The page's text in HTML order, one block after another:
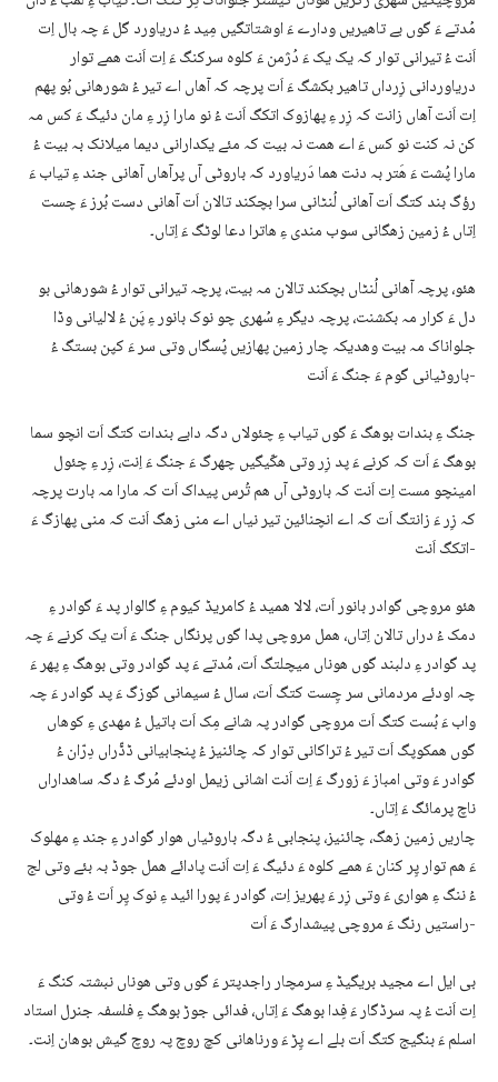
مُدتے ءَ گوں بے تاھیریں ودارے ءَ اوشتاتگیں مِید ءُ دریاورد گل ءَ چہ بال اِت
اَنت ءُ تیرانی توار کہ یک یک ءَ دُژمن ءَ کلوہ سرکنگ ءَ اِت اَنت ھمے توار
دریاوردانی زِرداں تاھیر بکشگ ءَ اَت پرچہ کہ آھاں اے تیر ءُ شورھانی بُو پھم
اِت اَنت آھاں زانت کہ زِر ءِ پھازوک اتکگ اَنت ءُ نو مارا زِر ءِ مان دئیگ ءَ کس مہ
کن نہ کنت نو کس ءَ اے ھمت نہ بیت کہ مئے یکدارانی دیما میلانک بہ بیت ءُ
مارا پُشت ءَ ھَتر بہ دنت ھما دَریاورد کہ باروٹی آں پرآھاں آھانی جند ءِ تیاب ءَ
رؤگ بند کتگ اَت آھانی لُنٹانی سرا بچکند تالان اَت آھانی دست بُرز ءَ چست
اِتاں ءُ زمین زھگانی سوب مندی ءِ ھاترا دعا لوٹگ ءَ اِتاں۔
ھئو، پرچہ آھانی لُنٹاں بچکند تالان مہ بیت، پرچہ تیرانی توار ءُ شورھانی بو
دل ءَ کرار مہ بکشنت، پرچہ دیگر ءِ سُھری چو نوک بانور ءِ پَن ءُ لالیانی وڈا
جلواناک مہ بیت وھدیکہ چار زمین پھازیں پُسگاں وتی سر ءَ کپن بستگ ءُ
باروٹیانی گوم ءَ جنگ ءَ اَنت-
جنگ ءِ بندات بوھگ ءَ گوں تیاب ءِ چئولاں دگہ دابے بندات کتگ اَت انچو سما
بوھگ ءَ اَت کہ کرنے ءَ پد زِر وتی ھکّیگیں چھرگ ءَ جنگ ءَ اِنت، زِر ءِ چئول
امینچو مست اِت اَنت کہ باروٹی آں ھم تُرس پیداک اَت کہ مارا مہ بارت پرچہ
کہ زِر ءَ زانتگ اَت کہ اے انچنائین تیر نیاں اے منی زھگ اَنت کہ منی پھازگ ءَ
اتکگ اَنت-
ھئو مروچی گوادر بانور اَت، لالا ھمید ءُ کامریڈ کیوم ءِ گالوار پد ءَ گوادر ءِ
دمک ءُ دراں تالان اِتاں، ھمل مروچی پدا گوں پرنگاں جنگ ءَ اَت یک کرنے ءَ چہ
پد گوادر ءِ دلبند گوں ھوناں میچلتگ اَت، مُدتے ءَ پد گوادر وتی بوھگ ءِ پھر ءَ
چہ اودئے مردمانی سر چِست کتگ اَت، سال ءُ سیمانی گوزگ ءَ پد گوادر ءَ چہ
واب ءَ بُست کتگ اَت مروچی گوادر پہ شانے مِک اَت باتیل ءُ مھدی ءِ کوھاں
گوں ھمکوپگ اَت تیر ءُ تراکانی توار کہ چائنیز ءُ پنجابیانی ڈڈّراں دِرّان ءُ
گوادر ءَ وتی امباز ءَ زورگ ءَ اِت اَنت اشانی زیمل اودئے مُرگ ءُ دگہ ساھداراں
ناچ پرمائگ ءَ اِتاں۔
چاریں زمین زھگ، چائنیز، پنجابی ءُ دگہ باروٹیاں ھوار گوادر ءِ جند ءِ مھلوک
ءَ ھم توار پِر کنان ءَ ھمے کلوہ ءَ دئیگ ءَ اِت اَنت پادائے ھمل جوڈ بہ بئے وتی لج
ءُ ننگ ءِ ھواری ءَ وتی زِر ءَ پھریز اِت، گوادر ءَ پورا ائید ءِ نوک پِر اَت ءُ وتی
راستیں رنگ ءَ مروچی پیشدارگ ءَ اَت-
بی ایل اے مجید بریگیڈ ءِ سرمچار راجدپتر ءَ گوں وتی ھوناں نبشتہ کنگ ءَ
اِت اَنت ءُ پہ سرڈگار ءَ فِدا بوھگ ءَ اِتاں، فدائی جوڑ بوھگ ءِ فلسفہ جنرل استاد
اسلم ءَ بنگیج کتگ اَت بلے اے پِڑ ءَ ورناھانی کچ روچ پہ روچ گیش بوھان اِنت۔